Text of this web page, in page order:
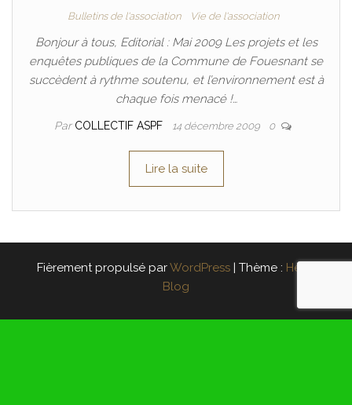
Bulletins de l'association Vie de l'association
Bonjour à tous, Editorial : Mai 2009 Les projets et les
enquêtes publiques de la Commune de Fouesnant se
succèdent à rythme soutenu, et l’environnement est à
chaque fois menacé !…
Par COLLECTIF ASPF 14 décembre 2009 0
Lire la suite
Fièrement propulsé parWordPress | Thème : Head
Blog